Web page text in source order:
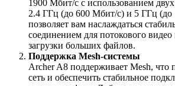
1900 Мбит/с с использованием
2.4 ГГц (до 600 Мбит/с) и 5 ГГц
позволяет вам наслаждаться
соединением для потокового
загрузки больших файлов.
Поддержка Mesh-системы
Archer A8 поддерживает Mesh, что
сеть и обеспечить стабильное